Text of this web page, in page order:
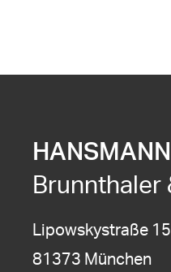
Brunnthaler
Lipowskystraße 15
81373 München